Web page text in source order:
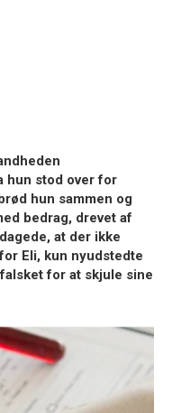
hun stod over for
hun sammen og
bedrag, drevet af
at der ikke
Eli, kun nyudstedte
for at skjule sine